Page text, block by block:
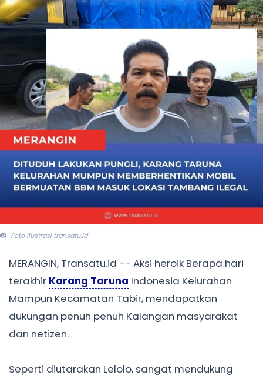
Foto ilustrasi transatu.id
MERANGIN, Transatu.id -- Aksi heroik Berapa hari
terakhir Karang Taruna Indonesia Kelurahan
Mampun Kecamatan Tabir, mendapatkan
dukungan penuh penuh Kalangan masyarakat
dan netizen.
Seperti diutarakan Lelolo, sangat mendukung